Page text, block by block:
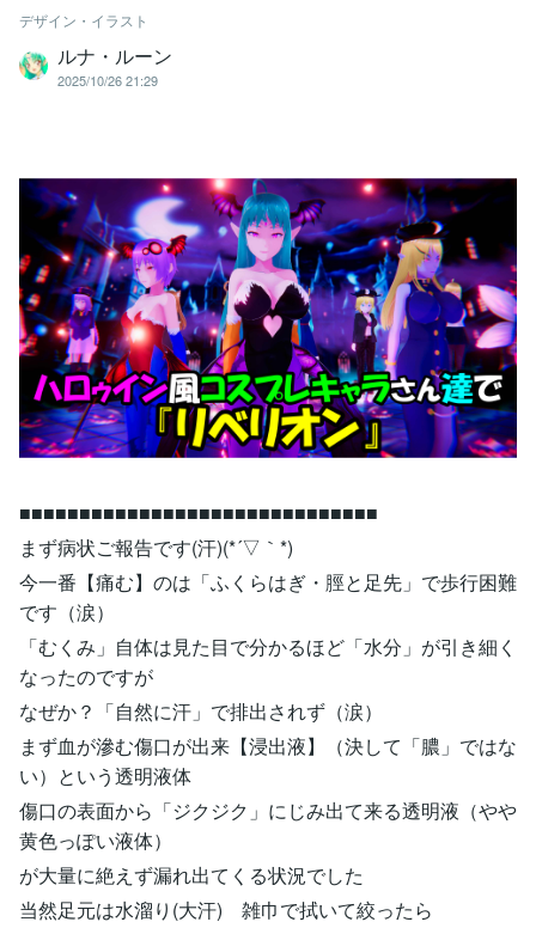
デザイン・イラスト
ルナ・ルーン
2025/10/26 21:29
■■■■■■■■■■■■■■■■■■■■■■■■■■■■■■
まず病状ご報告です(汗)(*´▽｀*)
今一番【痛む】のは「ふくらはぎ・脛と足先」で歩行困難
です（涙）
「むくみ」自体は見た目で分かるほど「水分」が引き細く
なったのですが
なぜか？「自然に汗」で排出されず（涙）
まず血が滲む傷口が出来【浸出液】（決して「膿」ではな
い）という透明液体
傷口の表面から「ジクジク」にじみ出て来る透明液（やや
黄色っぽい液体）
が大量に絶えず漏れ出てくる状況でした
当然足元は水溜り(大汗) 雑巾で拭いて絞ったら